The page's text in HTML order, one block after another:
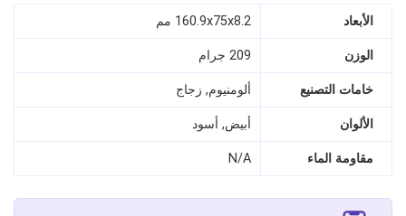
الأبعاد 160.9x75x8.2 مم
الوزن 209 جرام
خامات التصنيع ألومنيوم, زجاج
الألوان أبيض, أسود
مقاومة الماء N/A